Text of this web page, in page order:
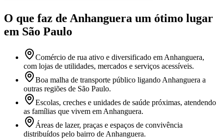
O que faz de Anhanguera um ótimo lugar
em São Paulo
Comércio de rua ativo e diversificado em Anhanguera,
com lojas de utilidades, mercados e serviços acessíveis.
Boa malha de transporte público ligando Anhanguera a
outras regiões de São Paulo.
Escolas, creches e unidades de saúde próximas, atendendo
as famílias que vivem em Anhanguera.
Áreas de lazer, praças e espaços de convivência
distribuídos pelo bairro de Anhanguera.